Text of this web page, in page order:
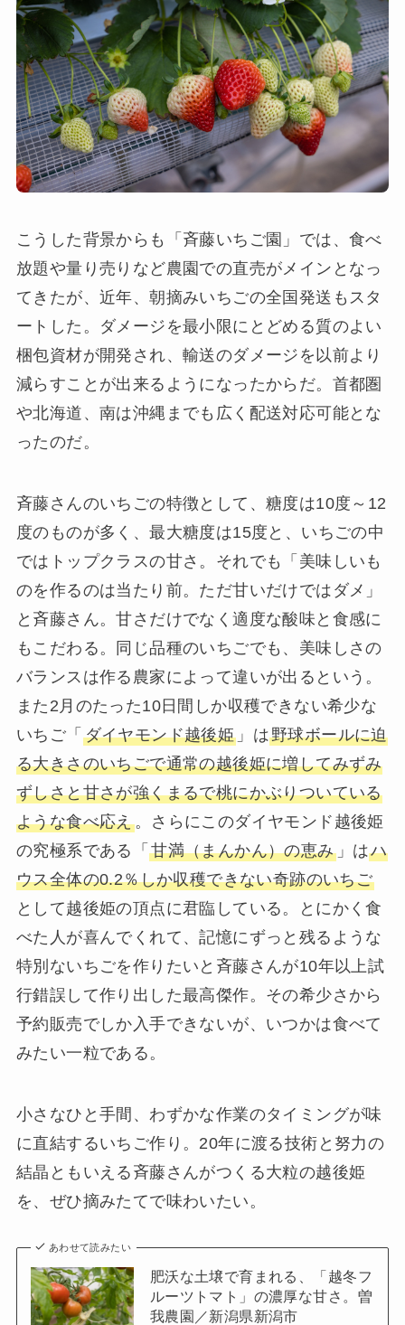
こうした背景からも「斉藤いちご園」では、食べ
放題や量り売りなど農園での直売がメインとなっ
てきたが、近年、朝摘みいちごの全国発送もスタ
ートした。ダメージを最小限にとどめる質のよい
梱包資材が開発され、輸送のダメージを以前より
減らすことが出来るようになったからだ。首都圏
や北海道、南は沖縄までも広く配送対応可能とな
ったのだ。
斉藤さんのいちごの特徴として、糖度は10度～12
度のものが多く、最大糖度は15度と、いちごの中
ではトップクラスの甘さ。それでも「美味しいも
のを作るのは当たり前。ただ甘いだけではダメ」
と斉藤さん。甘さだけでなく適度な酸味と食感に
もこだわる。同じ品種のいちごでも、美味しさの
バランスは作る農家によって違いが出るという。
また2月のたった10日間しか収穫できない希少な
いちご「 ダイヤモンド越後姫 」は野球ボールに迫
る大きさのいちごで通常の越後姫に増してみずみ
ずしさと甘さが強くまるで桃にかぶりついている
ような食べ応え。さらにこのダイヤモンド越後姫
の究極系である「甘満（まんかん）の恵み」はハ
ウス全体の0.2％しか収穫できない奇跡のいちご
として越後姫の頂点に君臨している。とにかく食
べた人が喜んでくれて、記憶にずっと残るような
特別ないちごを作りたいと斉藤さんが10年以上試
行錯誤して作り出した最高傑作。その希少さから
予約販売でしか入手できないが、いつかは食べて
みたい一粒である。
小さなひと手間、わずかな作業のタイミングが味
に直結するいちご作り。20年に渡る技術と努力の
結晶ともいえる斉藤さんがつくる大粒の越後姫
を、ぜひ摘みたてで味わいたい。
あわせて読みたい
肥沃な土壌で育まれる、「越冬フ
ルーツトマト」の濃厚な甘さ。曽
我農園／新潟県新潟市